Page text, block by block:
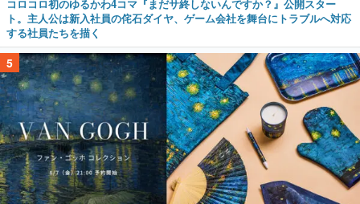
コロコロ初のゆるかわ4コマ『まだサ終しないんですか？』公開スター
ト。主人公は新入社員の侘石ダイヤ、ゲーム会社を舞台にトラブルへ対応
する社員たちを描く
5